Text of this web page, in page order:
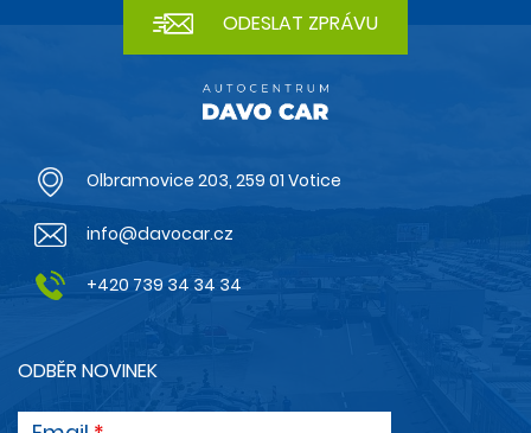
Olbramovice 203, 259 01 Votice
info@davocar.cz
+420 739 34 34 34
ODBĚR NOVINEK